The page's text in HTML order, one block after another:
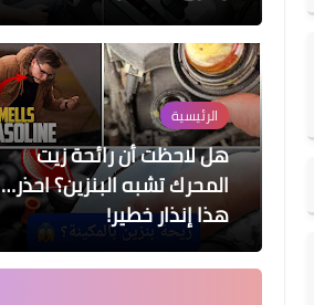
الرئيسية
هل لاحظت أن رائحة زيت
المحرك تشبه البنزين؟ احذر…
هذا إنذار خطير!